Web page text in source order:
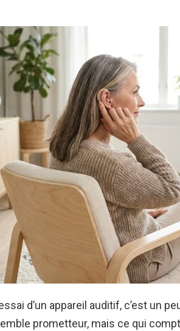
d’un appareil auditif, c’est un
prometteur, mais ce qui